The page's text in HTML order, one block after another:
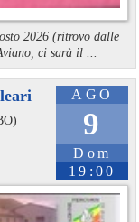
2026 (ritrovo dalle
ci sarà il ...
AGO
9
Dom
19:00